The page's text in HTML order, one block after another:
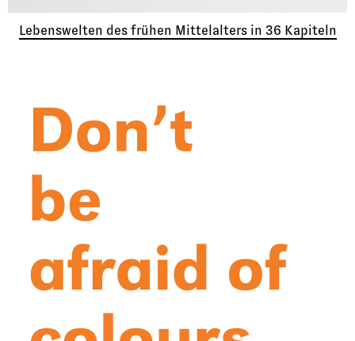
Lebenswelten des frühen Mittelalters in 36 Kapiteln